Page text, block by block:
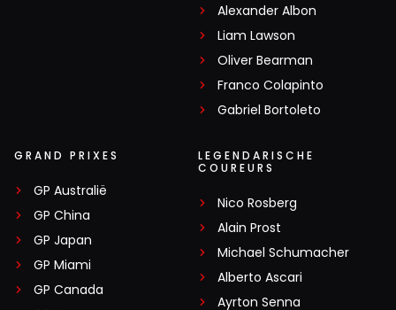
Alexander Albon
Liam Lawson
Oliver Bearman
Franco Colapinto
Gabriel Bortoleto
GRAND PRIXES
GP Australië
GP China
GP Japan
GP Miami
GP Canada
LEGENDARISCHE
COUREURS
Nico Rosberg
Alain Prost
Michael Schumacher
Alberto Ascari
Ayrton Senna